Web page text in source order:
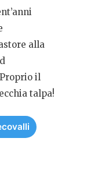
alla
il
talpa!